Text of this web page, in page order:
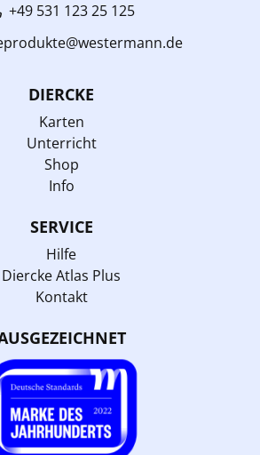
+49 531 123 25 125
DIERCKE
Karten
Unterricht
Shop
Info
SERVICE
Hilfe
Diercke Atlas Plus
Kontakt